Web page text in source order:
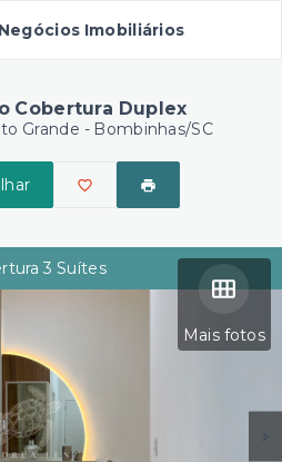
Imobiliários
Cobertura Duplex
Grande - Bombinhas/SC
Mais fotos
3 Suítes